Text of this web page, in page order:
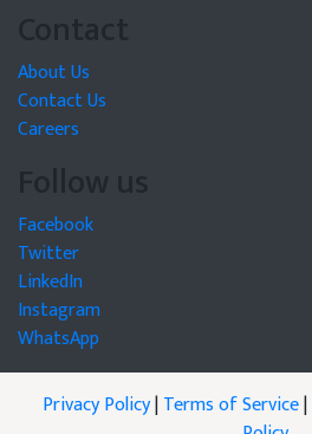
Contact
About Us
Contact Us
Careers
Follow us
Facebook
Twitter
LinkedIn
Instagram
WhatsApp
Privacy Policy|Terms of Service|